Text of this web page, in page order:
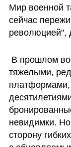
Мир военной
сейчас
революцией",
тяжелыми,
платформами,
невидимки.
сторону